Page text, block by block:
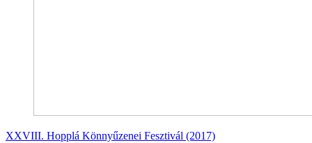
XXVIII. Hopplá Könnyűzenei Fesztivál (2017)